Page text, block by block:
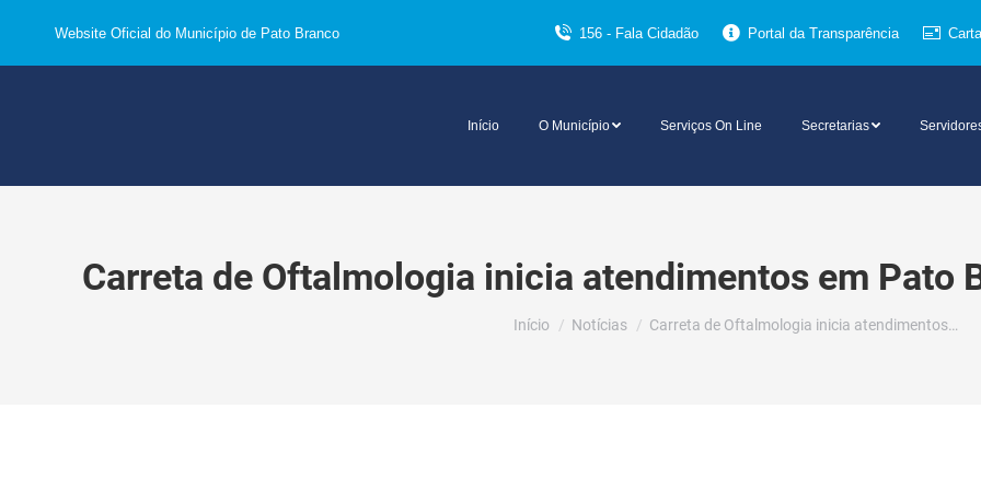
Website Oficial do Município de Pato Branco 156 - Fala Cidadão Portal da Transparência
Início O Município Serviços On Line Secretarias
Carreta de Oftalmologia inicia atendimentos em Pato
Você está aqui:
Início Notícias Carreta de Oftalmologia inicia atendimentos…